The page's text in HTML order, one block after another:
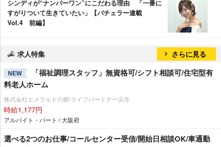
シンディが“ナンバーワン”にこだわる理由 「一番に
すがりついて生きていたい」【バチェラー連載
Vol.4 前編】
求人特集 さらに見る
NEW
「福祉調理スタッフ」無資格可/シフト相談可/住宅型有
料老人ホーム
株式会社エメラルドの郷/ライフパートナー浜寺
時給1,177円
アルバイト・パート / 大阪府
選べる2つのお仕事/コールセンター受信/開始日相談OK/車通勤